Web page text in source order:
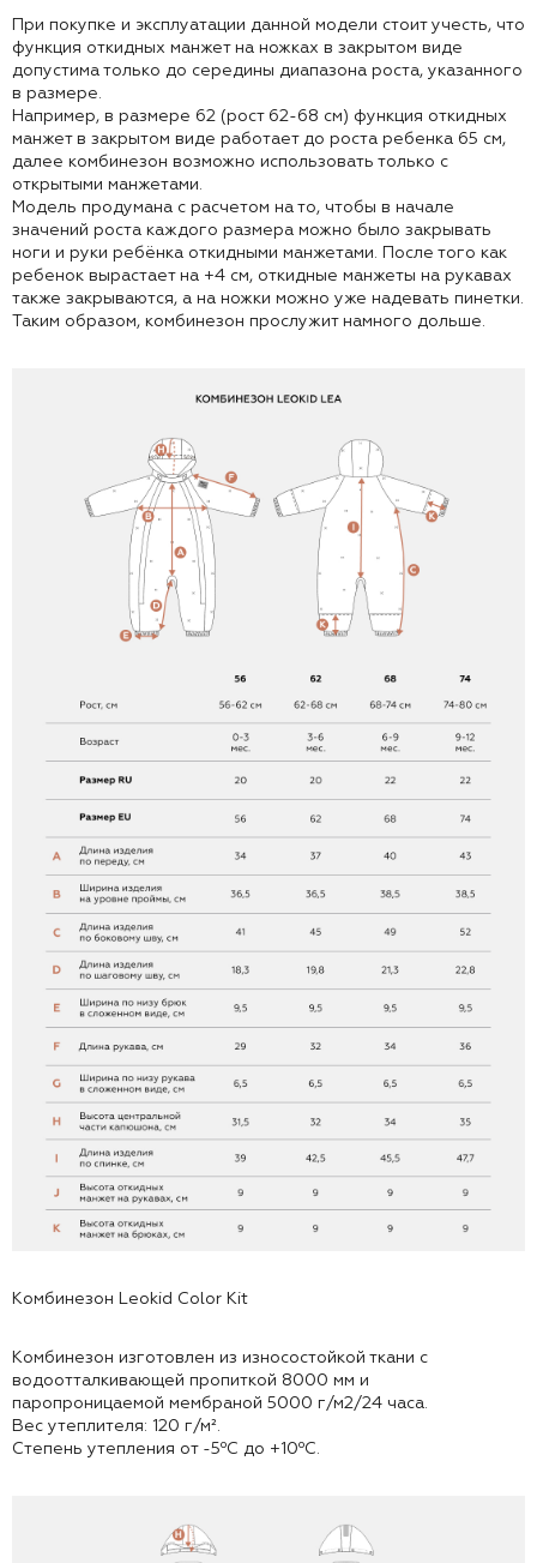
При покупке и эксплуатации данной модели стоит учесть, что
функция откидных манжет на ножках в закрытом виде
допустима только до середины диапазона роста, указанного
в размере.
Например, в размере 62 (рост 62-68 см) функция откидных
манжет в закрытом виде работает до роста ребенка 65 см,
далее комбинезон возможно использовать только с
открытыми манжетами.
Модель продумана с расчетом на то, чтобы в начале
значений роста каждого размера можно было закрывать
ноги и руки ребёнка откидными манжетами. После того как
ребенок вырастает на +4 см, откидные манжеты на рукавах
также закрываются, а на ножки можно уже надевать пинетки.
Таким образом, комбинезон прослужит намного дольше.
Комбинезон Leokid Color Kit
Комбинезон изготовлен из износостойкой ткани с
водоотталкивающей пропиткой 8000 мм и
паропроницаемой мембраной 5000 г/м2/24 часа.
Вес утеплителя: 120 г/м².
Степень утепления от -5⁰С до +10⁰С.